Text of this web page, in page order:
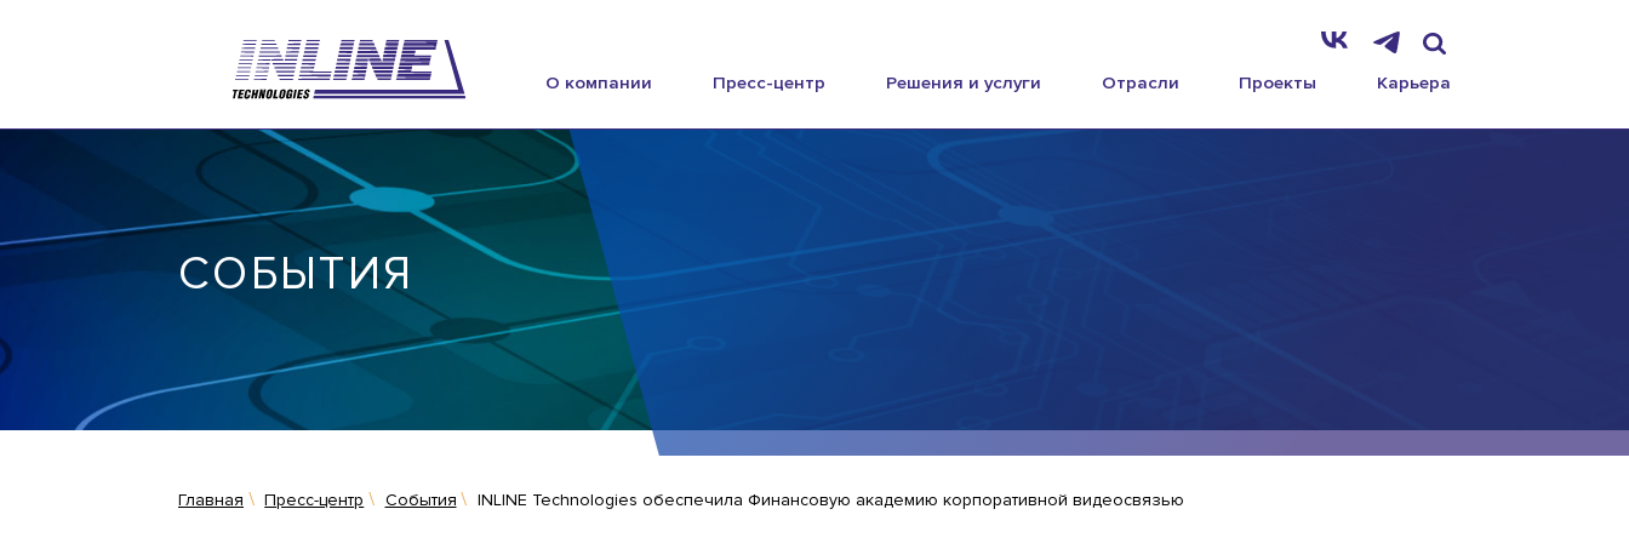
О компании Пресс-центр Решения и услуги Отрасли Проекты Карьера
СОБЫТИЯ
Главная Пресс-центр События INLINE Technologies обеспечила Финансовую академию корпоративной видеосвязью